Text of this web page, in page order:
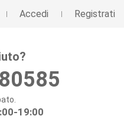
Accedi Registrati
19:00